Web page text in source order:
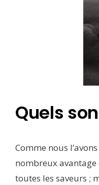
Quels
Comme nous
nombreux
toutes les saveurs ;